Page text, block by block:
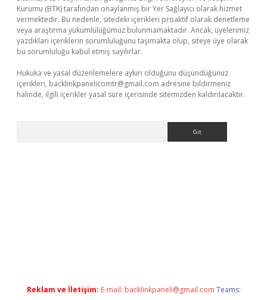
Kurumu (BTK) tarafından onaylanmış bir Yer Sağlayıcı olarak hizmet
vermektedir. Bu nedenle, sitedeki içerikleri proaktif olarak denetleme
veya araştırma yükümlülüğümüz bulunmamaktadır. Ancak, üyelerimiz
yazdıkları içeriklerin sorumluluğunu taşımakta olup, siteye üye olarak
bu sorumluluğu kabul etmiş sayılırlar.
Hukuka ve yasal düzenlemelere aykırı olduğunu düşündüğünüz
içerikleri, backlinkpanelicomtr@gmail.com adresine bildirmeniz
halinde, ilgili içerikler yasal süre içerisinde sitemizden kaldırılacaktır.
Reklam ve İletişim: E-mail: backlinkpaneli@gmail.com Teams: